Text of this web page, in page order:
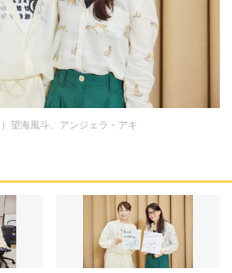
）望海風斗、アンジェラ・アキ